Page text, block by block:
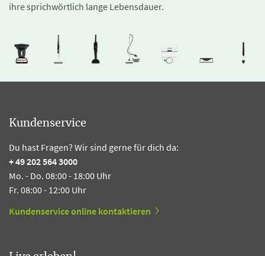
ihre sprichwörtlich lange Lebensdauer.
Kundenservice
Du hast Fragen? Wir sind gerne für dich da:
+ 49 202 564 3000
Mo. - Do. 08:00 - 18:00 Uhr
Fr. 08:00 - 12:00 Uhr
Kundenservice online kontaktieren